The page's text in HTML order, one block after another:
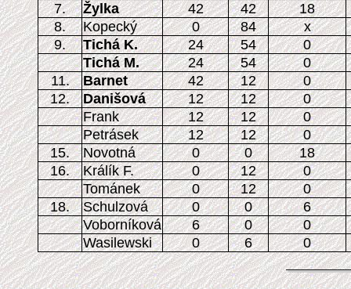
7.
Žylka 42 42
18
8.
Kopecký 0 84
x
9.
Tichá K. 24 54
0
Tichá M.
24 54
0
11.
Barnet 42 12
0
12.
Danišová 12 12
0
Frank
12 12
0
Petrásek
12 12
0
15.
Novotná 0 0
18
16.
Králík F. 0 12
0
Tománek
0 12
0
18.
Schulzová 0 0
6
Voborníková
6 0
0
Wasilewski
0 6 0